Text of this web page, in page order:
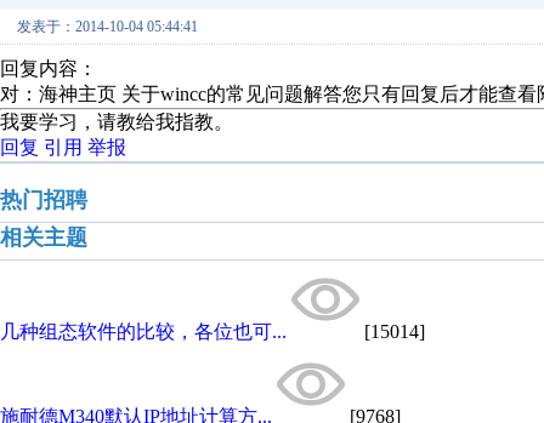
发表于：2014-10-04 05:44:41
回复内容：
对：海神主页 关于wincc的常见问题解答您只有回复后才能查
我要学习，请教给我指教。
回复 引用 举报
热门招聘
相关主题
几种组态软件的比较，各位也可... [15014]
施耐德M340默认IP地址计算方... [9768]